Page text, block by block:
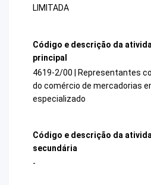
LIMITADA
Código e descrição da
principal
4619-2/00 | Representantes
do comércio de mercadorias
especializado
Código e descrição da
secundária
-